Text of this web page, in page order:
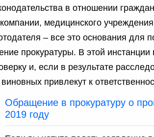
в отношении
медицинского
– все это основания для
прокуратуры. В этой
и, если в результате
привлекут к
Обращение в прокуратуру о
2019 году